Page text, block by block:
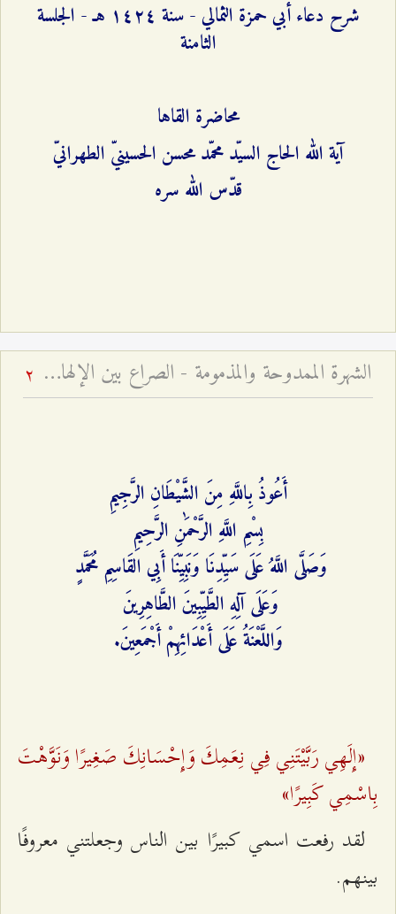
شرح دعاء أبي حمزة الثمالي - سنة ۱٤٢٤ هـ - الجلسة
الثامنة
محاضرة القاها
آية الله الحاج السيّد محمّد محسن الحسينيّ الطهرانيّ
قدّس الله سره
الشهرة الممدوحة والمذمومة - الصراع بين الإلهام الإلهي والوسوسة الشيطانية 2
أَعُوذُ بِاللَّهِ مِنَ الشَّيْطَانِ الرَّجِيمِ
بِسْمِ اللَّهِ الرَّحْمَٰنِ الرَّحِيمِ
وَصَلَّى اللَّهُ عَلَى سَيِّدِنَا وَنَبِيِّنَا أَبِي القَاسِمِ مُحَمَّدٍ
وَعَلَى آلِهِ الطَّيِّبِينَ الطَّاهِرِينَ
وَاللَّعْنَةُ عَلَى أَعْدَائِهِمْ أَجْمَعِينَ.
«إِلَهِي رَبَّيْتَنِي فِي نِعَمِكَ وَإِحْسَانِكَ صَغِيرًا وَنَوَّهْتَ
بِاسْمِي كَبِيرًا»
لقد رفعت اسمي كبيرًا بين الناس وجعلتني معروفًا
بينهم.